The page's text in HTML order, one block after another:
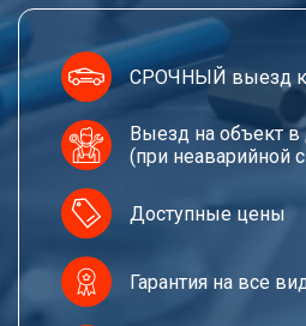
СРОЧНЫЙ выезд к
Выезд на объект
(при неаварийной
Доступные цены
Гарантия на все